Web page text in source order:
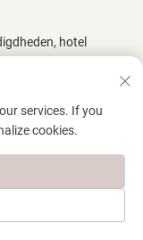
hotel
leveranciers?
voor hotels,
deze uitgebreide
leidt de
services. If you
cookies.